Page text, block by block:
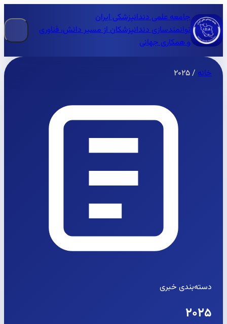
جامعه علمی دندانپزشکی ایران
توانمندسازی دندانپزشکان از مسیر دانش، فناوری
و همکاری جهانی
خانه /۲۰۲۵
دسته‌بندی خبری
۲۰۲۵